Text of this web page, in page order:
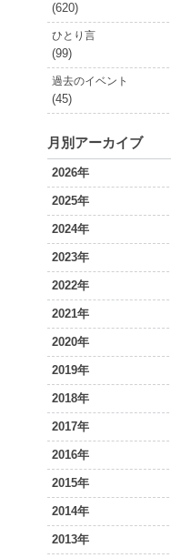
(620)
ひとり言
(99)
過去のイベント
(45)
月別アーカイブ
2026年
2025年
2024年
2023年
2022年
2021年
2020年
2019年
2018年
2017年
2016年
2015年
2014年
2013年